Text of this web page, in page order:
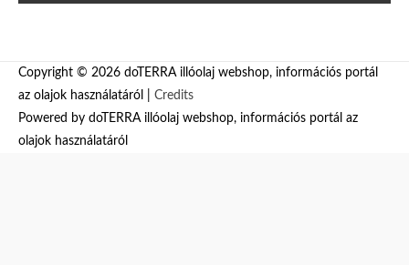
Copyright © 2026 doTERRA illóolaj webshop, információs portál
az olajok használatáról
Credits
Powered by doTERRA illóolaj webshop, információs portál az
olajok használatáról